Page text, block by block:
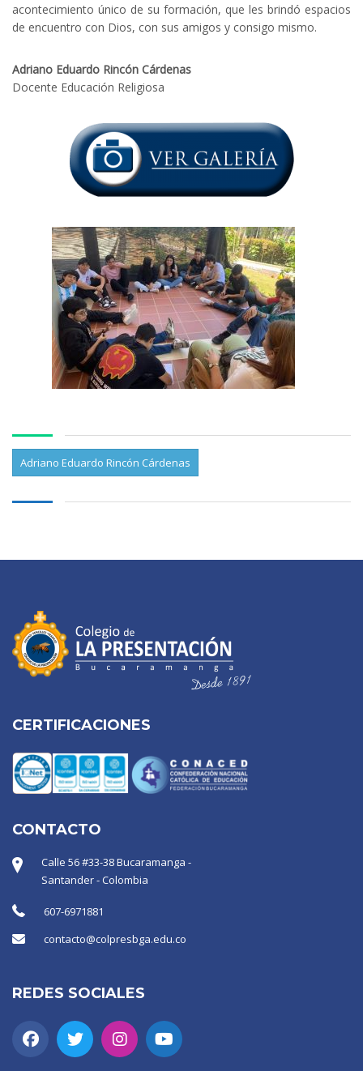
acontecimiento único de su formación, que les brindó espacios
de encuentro con Dios, con sus amigos y consigo mismo.
Adriano Eduardo Rincón Cárdenas
Docente Educación Religiosa
Adriano Eduardo Rincón Cárdenas
CERTIFICACIONES
CONTACTO
Calle 56 #33-38 Bucaramanga -
Santander - Colombia
607-6971881
contacto@colpresbga.edu.co
REDES SOCIALES